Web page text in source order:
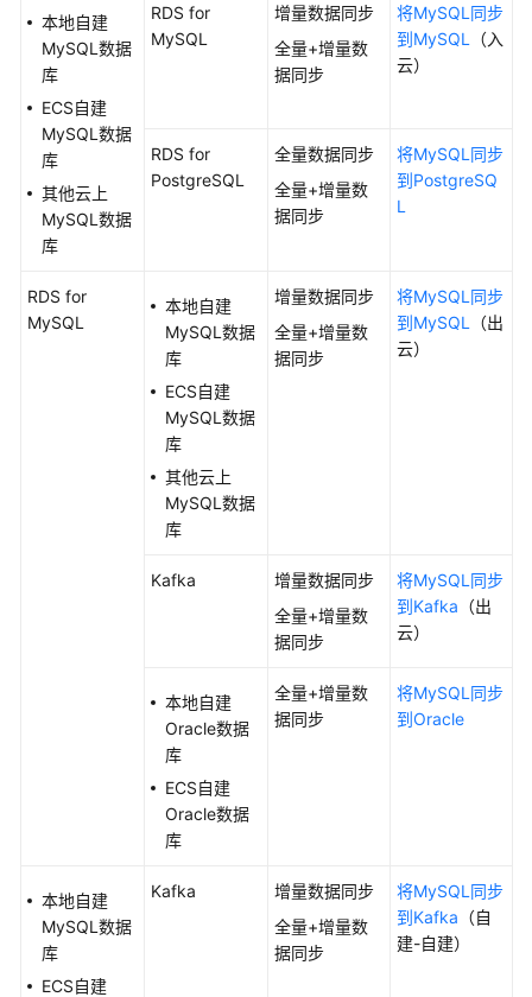
常
见
问
题
故
障
排
视
户
指
（吉
本地自建
MySQL数据
库
ECS自建
MySQL数据
库
其他云上
MySQL数据
库
RDS for
MySQL
增量数据同步
全量+增量数
据同步
将MySQL同步
到MySQL
（入
云）
RDS for
PostgreSQL
全量数据同步
全量+增量数
据同步
将MySQL同步
到PostgreSQ
L
RDS for
MySQL
本地自建
MySQL数据
库
ECS自建
MySQL数据
库
其他云上
MySQL数据
库
增量数据同步
全量+增量数
据同步
将MySQL同步
到MySQL
（出
云）
Kafka
增量数据同步
全量+增量数
据同步
将MySQL同步
到Kafka （出
云）
本地自建
Oracle数据
库
ECS自建
Oracle数据
库
全量+增量数
据同步
将MySQL同步
到Oracle
本地自建
MySQL数据
库
ECS自建
Kafka
增量数据同步
全量+增量数
据同步
将MySQL同步
到Kafka （自
建-自建）